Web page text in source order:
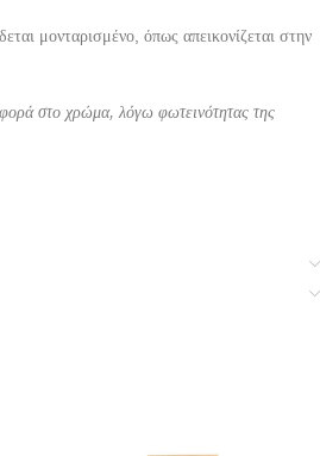
μονταρισμένο, όπως απεικονίζεται στην
στο χρώμα, λόγω φωτεινότητας της